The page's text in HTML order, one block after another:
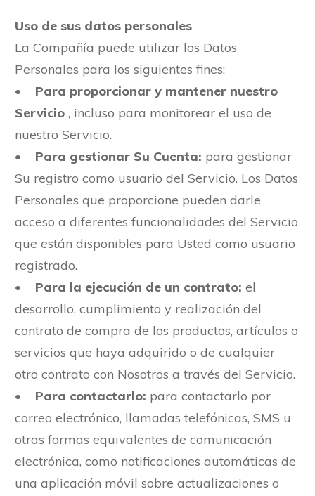
Uso de sus datos personales
La Compañía puede utilizar los Datos
Personales para los siguientes fines:
• Para proporcionar y mantener nuestro
Servicio , incluso para monitorear el uso de
nuestro Servicio.
• Para gestionar Su Cuenta: para gestionar
Su registro como usuario del Servicio. Los Datos
Personales que proporcione pueden darle
acceso a diferentes funcionalidades del Servicio
que están disponibles para Usted como usuario
registrado.
• Para la ejecución de un contrato: el
desarrollo, cumplimiento y realización del
contrato de compra de los productos, artículos o
servicios que haya adquirido o de cualquier
otro contrato con Nosotros a través del Servicio.
• Para contactarlo: para contactarlo por
correo electrónico, llamadas telefónicas, SMS u
otras formas equivalentes de comunicación
electrónica, como notificaciones automáticas de
una aplicación móvil sobre actualizaciones o